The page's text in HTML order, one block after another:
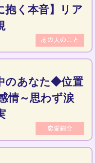
あの人のこと
抱く本音】リア
恋愛総合
のあなた◆位置
情～思わず涙